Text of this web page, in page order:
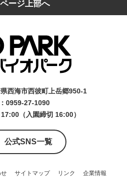
ページ上部へ
西海市西彼町上岳郷950-1
0959-27-1090
（入園締切 16:00）
公式SNS一覧
せ サイトマップ リンク 企業情報